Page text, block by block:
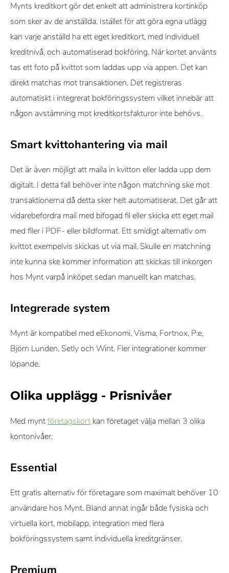
Mynts kreditkort gör det enkelt att administrera kortinköp
som sker av de anställda. Istället för att göra egna utlägg
kan varje anställd ha ett eget kreditkort, med individuell
kreditnivå, och automatiserad bokföring. När kortet använts
tas ett foto på kvittot som laddas upp via appen. Det kan
direkt matchas mot transaktionen. Det registreras
automatiskt i integrerat bokföringssystem vilket innebär att
någon avstämning mot kreditkortsfakturor inte behövs.
Smart kvittohantering via mail
Det är även möjligt att maila in kvitton eller ladda upp dem
digitalt. I detta fall behöver inte någon matchning ske mot
transaktionerna då detta sker helt automatiserat. Det går att
vidarebefordra mail med bifogad fil eller skicka ett eget mail
med filer i PDF- eller bildformat. Ett smidigt alternativ om
kvittot exempelvis skickas ut via mail. Skulle en matchning
inte kunna ske kommer information att skickas till inkorgen
hos Mynt varpå inköpet sedan manuellt kan matchas.
Integrerade system
Mynt är kompatibel med eEkonomi, Visma, Fortnox, P:e,
Björn Lunden, Setly och Wint. Fler integrationer kommer
löpande.
Olika upplägg - Prisnivåer
Med myntföretagskort kan företaget välja mellan 3 olika
kontonivåer.
Essential
Ett gratis alternativ för företagare som maximalt behöver 10
användare hos Mynt. Bland annat ingår både fysiska och
virtuella kort, mobilapp, integration med flera
bokföringssystem samt individuella kreditgränser.
Premium